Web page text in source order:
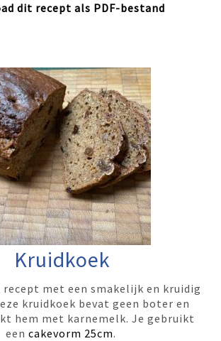
dit recept als PDF-bestand
Kruidkoek
recept met een smakelijk en kruidig
kruidkoek bevat geen boter en
hem met karnemelk. Je gebruikt
een cakevorm 25cm.